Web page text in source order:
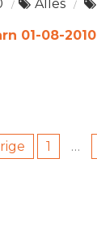
Alles
01-08-2010
1 …